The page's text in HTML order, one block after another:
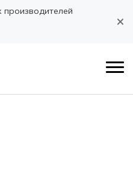
производителей